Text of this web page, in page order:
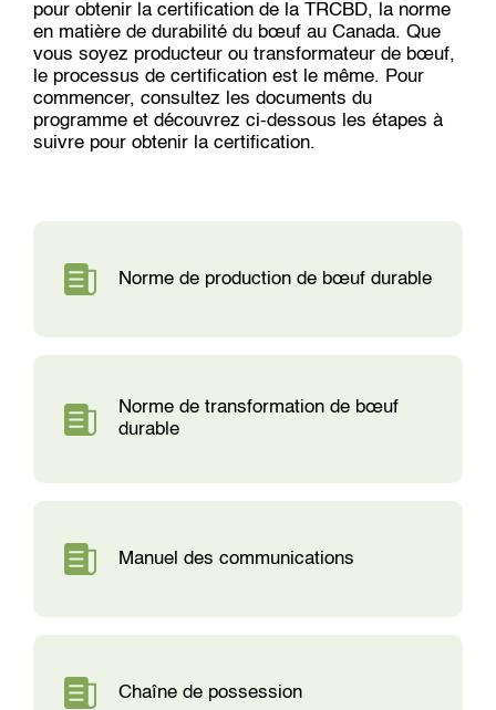
pour obtenir la certification de la TRCBD, la norme
en matière de durabilité du bœuf au Canada. Que
vous soyez producteur ou transformateur de bœuf,
le processus de certification est le même. Pour
commencer, consultez les documents du
programme et découvrez ci-dessous les étapes à
suivre pour obtenir la certification.
Norme de production de bœuf durable
Norme de transformation de bœuf
durable
Manuel des communications
Chaîne de possession